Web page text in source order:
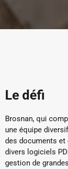
Le défi
Brosnan, qui
une équipe
des documents et
divers logiciels
gestion de